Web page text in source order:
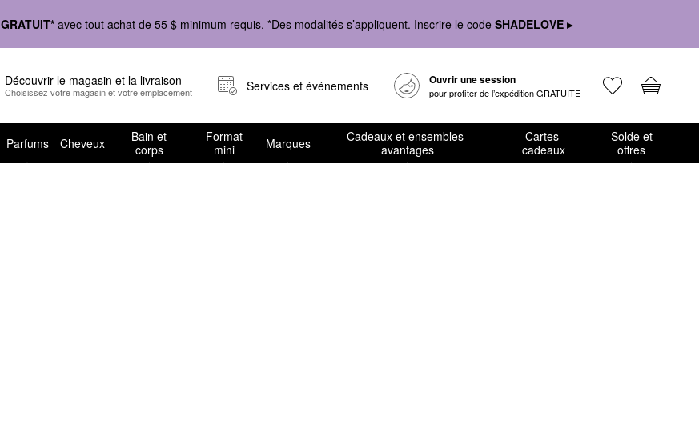
GRATUIT* avec tout achat de 55 $ minimum requis. *Des modalités s’appliquent. Inscrire le code SHADELOVE ▸
Découvrir le magasin et la livraison
Choisissez votre magasin et votre emplacement Services et événements Ouvrir une session
pour profiter de l’expédition GRATUITE
Parfums Cheveux
Bain et
corps
Format
mini
Marques
Cadeaux et ensembles-
avantages
Cartes-
cadeaux
Solde et
offres